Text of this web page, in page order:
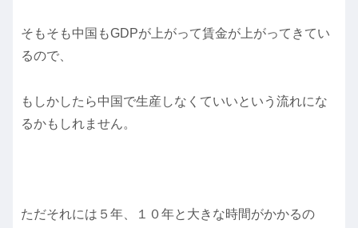
そもそも中国もGDPが上がって賃金が上がってきてい
るので、
もしかしたら中国で生産しなくていいという流れにな
るかもしれません。
ただそれには５年、１０年と大きな時間がかかるの